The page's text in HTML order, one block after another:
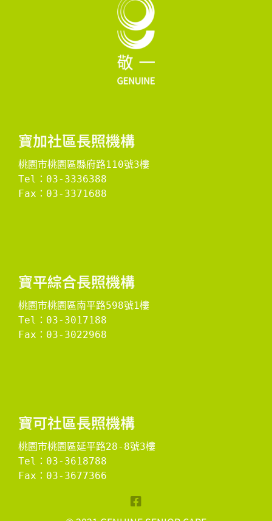
寶加社區長照機構
桃園市桃園區縣府路110號3樓
Tel：03-3336388
Fax：03-3371688
​寶平綜合長照機構​
桃園市桃園區南平路598號1樓
Tel：03-3017188
Fax：03-3022968
​寶可社區長照機構​
桃園市桃園區延平路28-8號3樓
Tel：03-3618788
Fax：03-3677366